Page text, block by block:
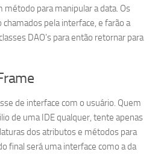
método para manipular a data. Os
pela interface, e farão a
DAO’s para então retornar para
de interface com o usuário. Quem
de uma IDE qualquer, tente apenas
dos atributos e métodos para
final será uma interface como a da